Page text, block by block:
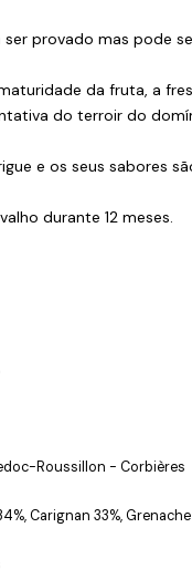
provado mas pode
da fruta, a
do terroir do
e os seus sabores
durante 12 meses.
Roussillon - Corbières
Carignan 33%,